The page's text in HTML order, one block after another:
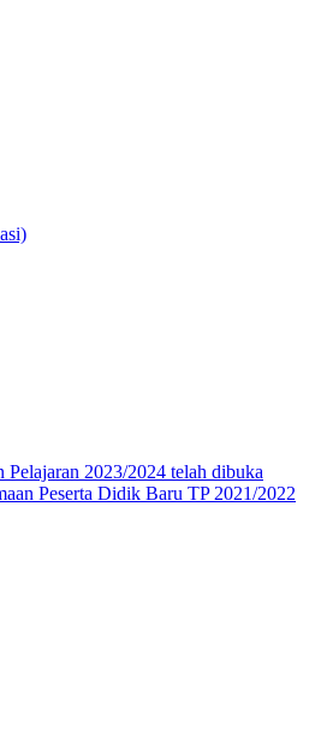
2023/2024 telah dibuka
Peserta Didik Baru TP 2021/2022